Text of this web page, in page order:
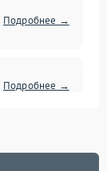
Подробнее →
Подробнее →
Подробнее →